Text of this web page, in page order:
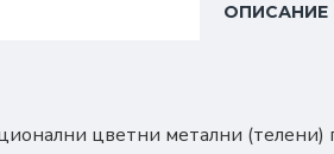
ОПИСАНИЕ
цветни метални